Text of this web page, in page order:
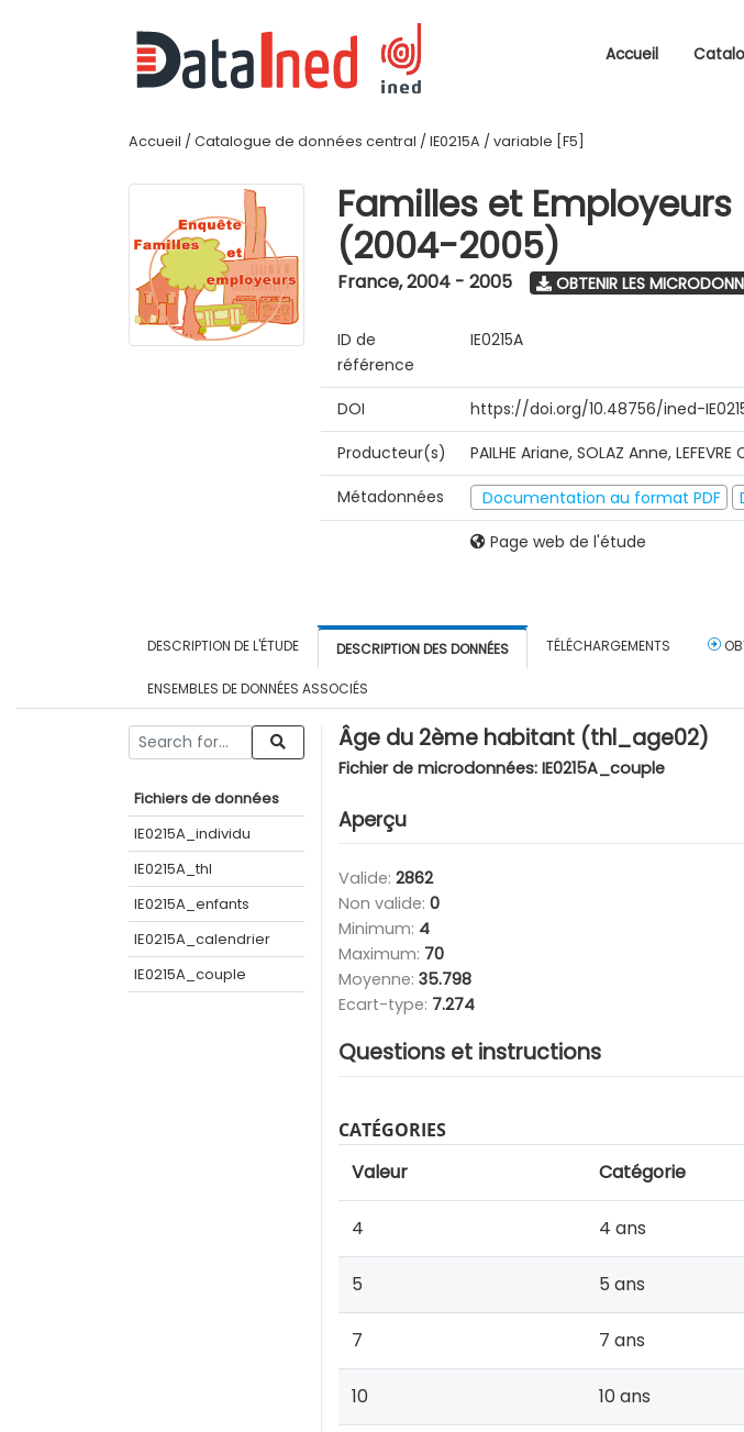
Accueil
Accueil / Catalogue de données central / IE0215A / variable [F5]
Familles et
(2004-2005)
France,2004 - 2005 OBTENIR LES
ID de
référence
IE0215A
DOI
https://doi.org/10.48756/ined-
Producteur(s)
PAILHE Ariane, SOLAZ Anne, LEFEVRE
Métadonnées
Documentation au format PDF
Page web de l'étude
DESCRIPTION DE L'ÉTUDE DESCRIPTION DES DONNÉES TÉLÉCHARGEMENTS
ENSEMBLES DE DONNÉES ASSOCIÉS
Fichiers de données
IE0215A_individu
IE0215A_thl
IE0215A_enfants
IE0215A_calendrier
IE0215A_couple
Âge du 2ème habitant (thl_age02)
Fichier de microdonnées: IE0215A_couple
Aperçu
Valide: 2862
Non valide: 0
Minimum: 4
Maximum: 70
Moyenne: 35.798
Ecart-type: 7.274
Questions et instructions
CATÉGORIES
Valeur Catégorie
4 4 ans
5 5 ans
7 7 ans
10 10 ans